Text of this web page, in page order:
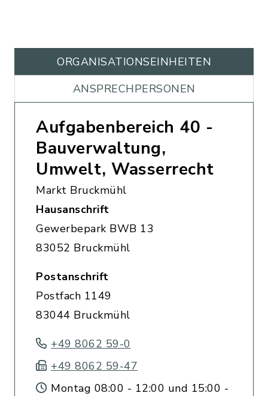
ORGANISATIONS­EINHEITEN
ANSPRECHPERSONEN
Aufgabenbereich 40 -
Bauverwaltung,
Umwelt, Wasserrecht
Markt Bruckmühl
Hausanschrift
Gewerbepark BWB 13
83052 Bruckmühl
Postanschrift
Postfach 1149
83044 Bruckmühl
+49 8062 59-0
+49 8062 59-47
Montag 08:00 - 12:00 und 15:00 -